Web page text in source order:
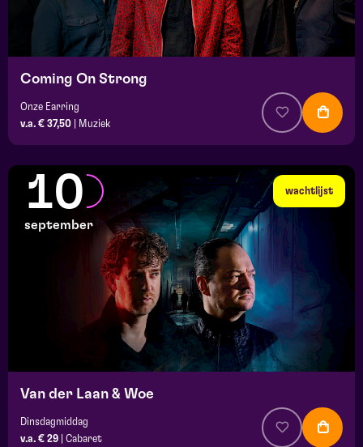
Coming On Strong
Onze Earring
v.a. € 37,50
Muziek
wachtlijst
10
september
Van der Laan & Woe
Dinsdagmiddag
v.a. € 29
Cabaret